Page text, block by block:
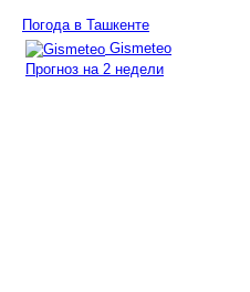
Погода в Ташкенте
Gismeteo
Прогноз на 2 недели